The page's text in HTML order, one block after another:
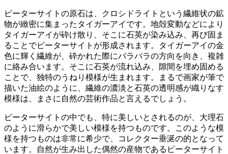
ピーターサイトの原石は、クロシドライトという繊維状の鉱
物が緻密に集まったタイガーアイです。地殻変動などにより
タイガーアイが砕け散り、そこに石英が染み込み、再び固ま
ることでピーターサイトが形成されます。
タイガーアイの金
色に輝く繊維が、砕かれた際にバラバラの方向を向き、複雑
に絡み合います。そこに石英が流れ込み、隙間を埋め固める
ことで、独特のうねり模様が生まれます。
まるで画家が筆で
描いた油絵のように、繊維の濃淡と石英の透明感が織りなす
模様は、まさに自然の芸術作品と言えるでしょう。
ピーターサイトの中でも、特に美しいとされるのが、大理石
のように滑らかで美しい模様を持つものです。このような模
様を持つものは非常に希少で、コレクター垂涎の的となって
います。
自然が生み出した偶然の産物であるピーターサイト